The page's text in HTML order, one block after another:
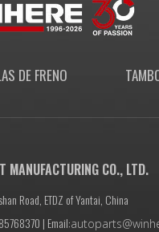
DE FRENO
MANUFACTURING CO., LTD.
Road, ETDZ of Yantai, China
| Email: